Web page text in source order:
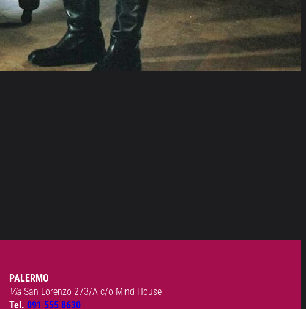
PALERMO
Via San Lorenzo 273/A c/o Mind House
Tel. 091 555 8630